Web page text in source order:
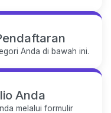
Anda di bawah ini.
Anda
melalui formulir